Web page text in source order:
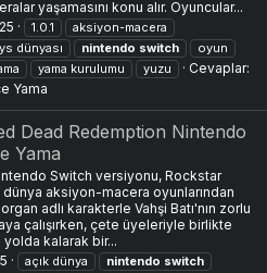
yaşamasını konu alır. Oyuncular...
1.0.1
aksiyon-macera
dünyası nintendo switch
oyun
yama kurulumu yuzu
Cevaplar:
Yama
Dead Redemption Nintendo
Yama
Switch versiyonu, Rockstar
aksiyon-macera oyunlarından
adlı karakterle Vahşi Batı'nın zorlu
çalışırken, çete üyeleriyle birlikte
kalarak bir...
açık dünya nintendo switch